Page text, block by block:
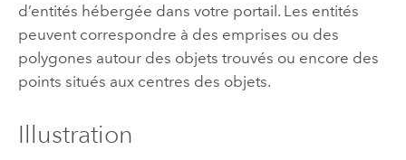
d’entités hébergée dans votre portail. Les entités
peuvent correspondre à des emprises ou des
polygones autour des objets trouvés ou encore des
points situés aux centres des objets.
Illustration